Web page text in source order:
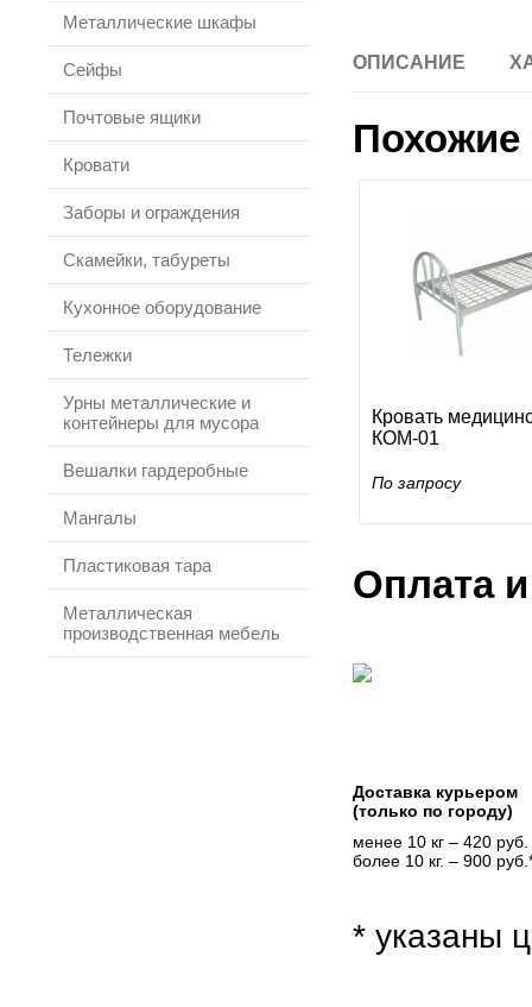
Металлические шкафы
Сейфы
Почтовые ящики
Кровати
Заборы и ограждения
Скамейки, табуреты
Кухонное оборудование
Тележки
Урны металлические и
контейнеры для мусора
Вешалки гардеробные
Мангалы
Пластиковая тара
Металлическая
производственная мебель
ОПИСАНИЕ
Кровать
КОМ-01
По запросу
Оплата
Доставка курьером
(только по городу)
менее 10 кг – 420 руб.
более 10 кг. – 900
* указаны